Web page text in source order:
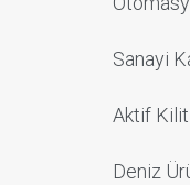
Sanayi
Aktif
Deniz